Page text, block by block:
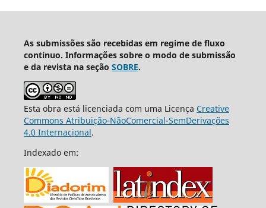
As submissões são recebidas em regime de fluxo
contínuo. Informações sobre o modo de submissão
e da revista na seção SOBRE.
Esta obra está licenciada com uma Licença Creative
Commons Atribuição-NãoComercial-SemDerivações
4.0 Internacional.
Indexado em: